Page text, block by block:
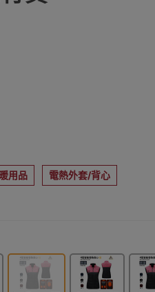
用品 電熱外套/背心